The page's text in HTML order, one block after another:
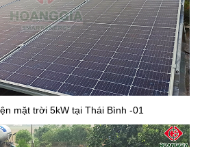
mặt trời 5kW tại Thái Bình -01